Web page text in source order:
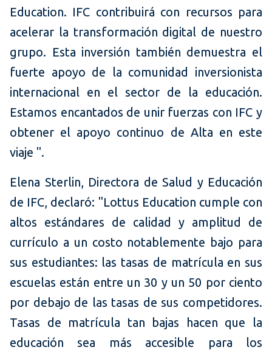
Education. IFC contribuirá con recursos para
acelerar la transformación digital de nuestro
grupo. Esta inversión también demuestra el
fuerte apoyo de la comunidad inversionista
internacional en el sector de la educación.
Estamos encantados de unir fuerzas con IFC y
obtener el apoyo continuo de Alta en este
viaje ".
Elena Sterlin, Directora de Salud y Educación
de IFC, declaró: "Lottus Education cumple con
altos estándares de calidad y amplitud de
currículo a un costo notablemente bajo para
sus estudiantes: las tasas de matrícula en sus
escuelas están entre un 30 y un 50 por ciento
por debajo de las tasas de sus competidores.
Tasas de matrícula tan bajas hacen que la
educación sea más accesible para los